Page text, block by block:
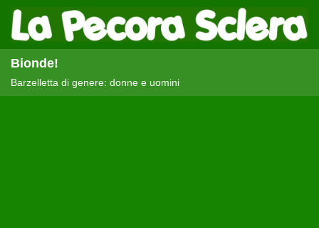
Bionde!
Barzelletta di genere: donne e uomini